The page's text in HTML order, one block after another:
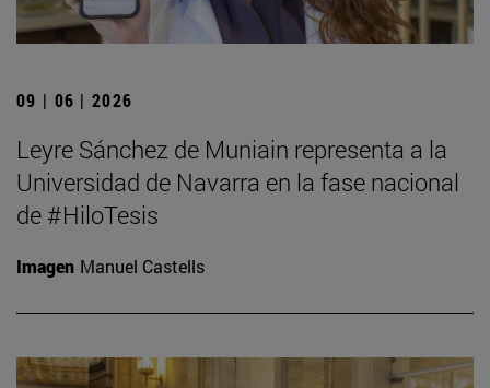
09 | 06 | 2026
Leyre Sánchez de Muniain representa a la
Universidad de Navarra en la fase nacional
de #HiloTesis
Imagen Manuel Castells